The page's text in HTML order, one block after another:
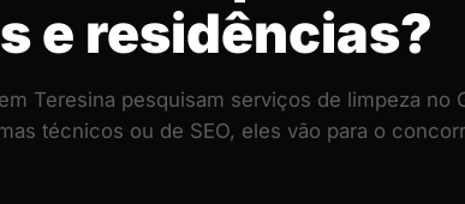
e residências?
Teresina pesquisam serviços de limpeza no
técnicos ou de SEO, eles vão para o